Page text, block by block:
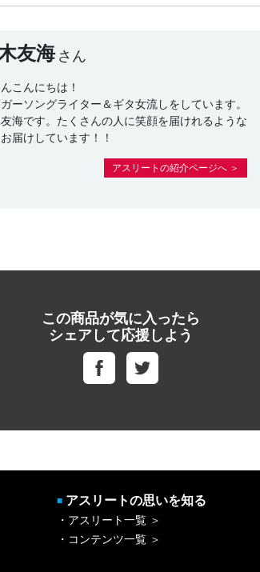
友海 さん
こんにちは！
ーソングライター＆ギタ女流しをしています。
海です。たくさんの人に笑顔を届けれるような
届けしています！！
アスリートの紹介ページへ ＞
この商品が気に入ったら
シェアして応援しよう
■ アスリートの思いを知る
・アスリート一覧 ＞
・コンテンツ一覧 ＞